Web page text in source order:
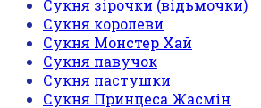
Сукня зірочки (відьмочки)
Сукня королеви
Сукня Монстер Хай
Сукня павучок
Сукня пастушки
Сукня Принцеса Жасмін